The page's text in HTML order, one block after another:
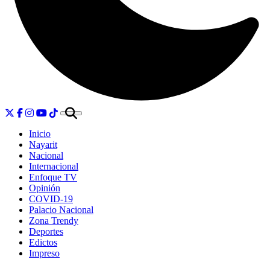
Inicio
Nayarit
Nacional
Internacional
Enfoque TV
Opinión
COVID-19
Palacio Nacional
Zona Trendy
Deportes
Edictos
Impreso